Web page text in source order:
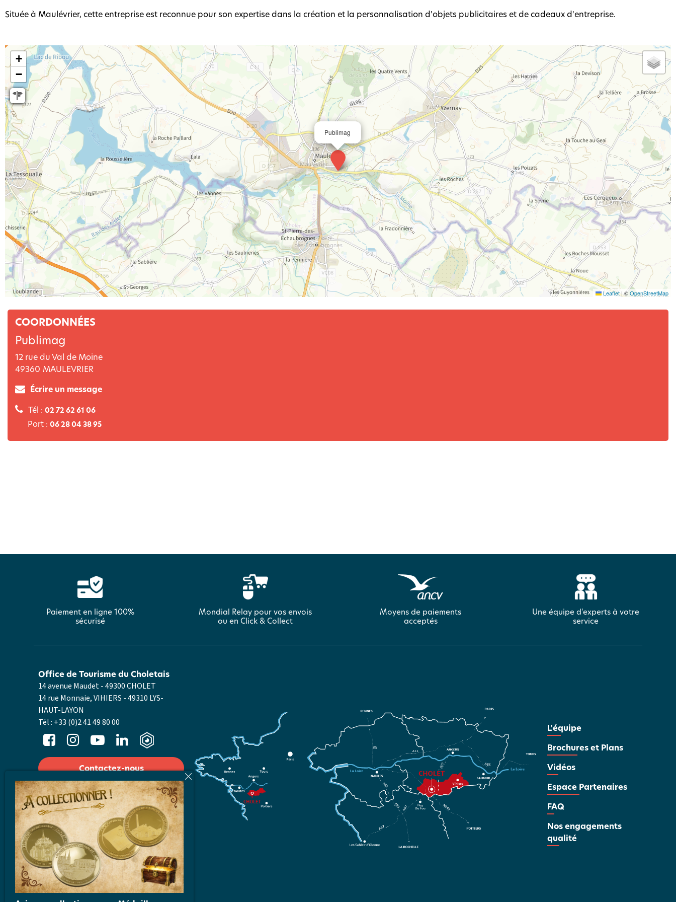
Située à Maulévrier, cette entreprise est reconnue pour son expertise dans la création et la personnalisation d'objets publicitaires et de cadeaux d'entreprise.
Publimag
+
−
Leaflet | ©OpenStreetMap
COORDONNÉES
Publimag
12 rue du Val de Moine
49360 MAULEVRIER
Écrire un message
Tél : 02 72 62 61 06
Port : 06 28 04 38 95
Paiement en ligne 100%
sécurisé
Mondial Relay pour vos envois
ou en Click & Collect
Moyens de paiements
acceptés
Une équipe d'experts à votre
service
14 avenue Maudet - 49300 CHOLET
14 rue Monnaie, VIHIERS - 49310 LYS-
HAUT-LAYON
Tél : +33 (0)2 41 49 80 00
Office de Tourisme du Choletais
Contactez-nous
Nos horaires
Laissez-nous votre avis
Accès
Carte Interactive
L'équipe
Brochures et Plans
Vidéos
Espace Partenaires
FAQ
Nos engagements
qualité